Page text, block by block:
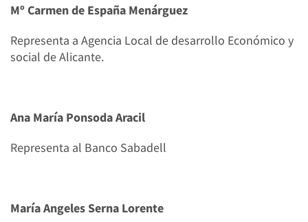
Mº Carmen de España Menárguez
Representa a Agencia Local de desarrollo Económico y
social de Alicante.
Ana María Ponsoda Aracil
Representa al Banco Sabadell
María Angeles Serna Lorente